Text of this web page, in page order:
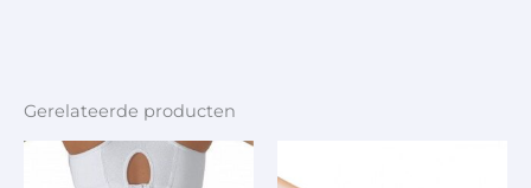
Gerelateerde producten